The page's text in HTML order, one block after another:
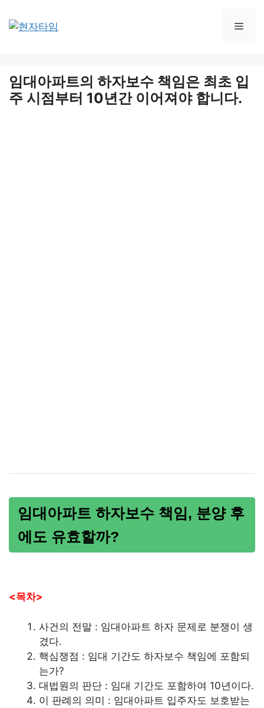
임대아파트의 하자보수 책임은 최초 입
주 시점부터 10년간 이어져야 합니다.
임대아파트 하자보수 책임, 분양 후
에도 유효할까?
<목차>
사건의 전말 : 임대아파트 하자 문제로 분쟁이 생
겼다.
핵심쟁점 : 임대 기간도 하자보수 책임에 포함되
는가?
대법원의 판단 : 임대 기간도 포함하여 10년이다.
이 판례의 의미 : 임대아파트 입주자도 보호받는